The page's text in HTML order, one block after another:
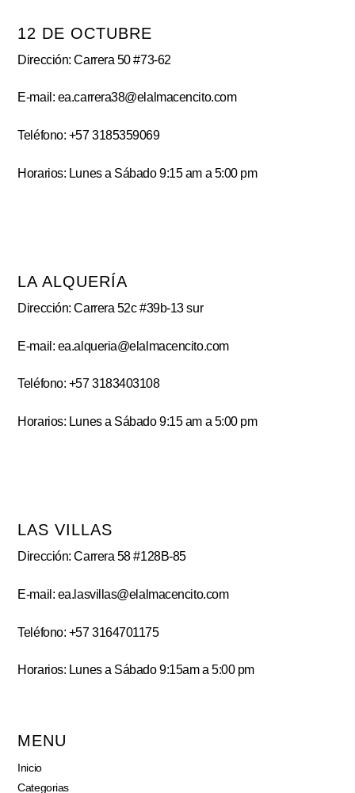
12 DE OCTUBRE
Dirección: Carrera 50 #73-62
E-mail: ea.carrera38@elalmacencito.com
Teléfono: +57 3185359069
Horarios: Lunes a Sábado 9:15 am a 5:00 pm
LA ALQUERÍA
Dirección: Carrera 52c #39b-13 sur
E-mail: ea.alqueria@elalmacencito.com
Teléfono: +57 3183403108
Horarios: Lunes a Sábado 9:15 am a 5:00 pm
LAS VILLAS
Dirección: Carrera 58 #128B-85
E-mail: ea.lasvillas@elalmacencito.com
Teléfono: +57 3164701175
Horarios: Lunes a Sábado 9:15am a 5:00 pm
MENU
Inicio
Categorias